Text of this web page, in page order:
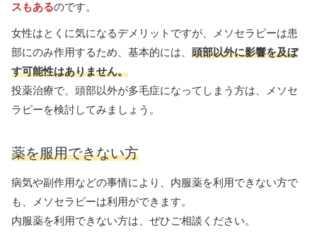
スもあるのです。
女性はとくに気になるデメリットですが、メソセラピーは患
部にのみ作用するため、基本的には、 頭部以外に影響を及ぼ
す可能性はありません。
投薬治療で、頭部以外が多毛症になってしまう方は、メソセ
ラピーを検討してみましょう。
薬を服用できない方
病気や副作用などの事情により、内服薬を利用できない方で
も、メソセラピーは利用ができます。
内服薬を利用できない方は、ぜひご相談ください。